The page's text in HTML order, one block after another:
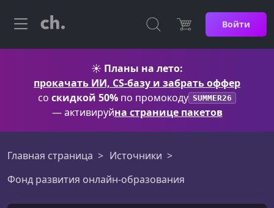
Войти
☀️ Планы на лето:
прокачать ИИ, CS-базу и забрать оффер
со скидкой 50% по промокоду SUMMER26
— активируйна странице пакетов
Главная страница
Источники
Фонд развития онлайн-образования